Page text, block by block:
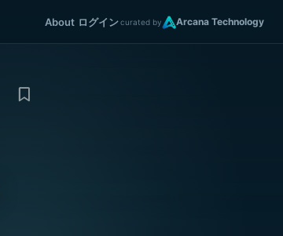
About ログインcurated by Arcana Technology